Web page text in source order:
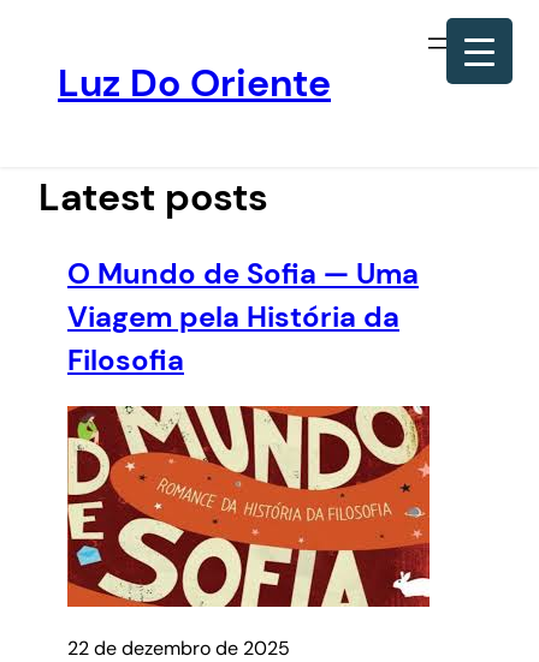
conteúdo
Luz Do Oriente
Latest posts
O Mundo de Sofia — Uma
Viagem pela História da
Filosofia
22 de dezembro de 2025